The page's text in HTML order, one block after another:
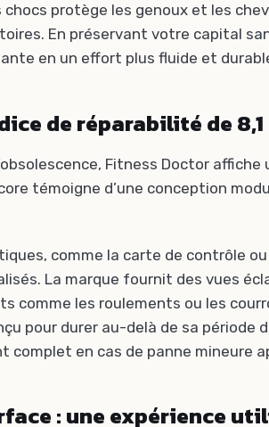
protège les genoux et les
En préservant votre capital
en un effort plus fluide et
de réparabilité de 8,1
Fitness Doctor affiche
témoigne d’une conception
comme la carte de contrôle
La marque fournit des vues
comme les roulements ou les
pour durer au-delà de sa période
complet en cas de panne mineure
: une expérience